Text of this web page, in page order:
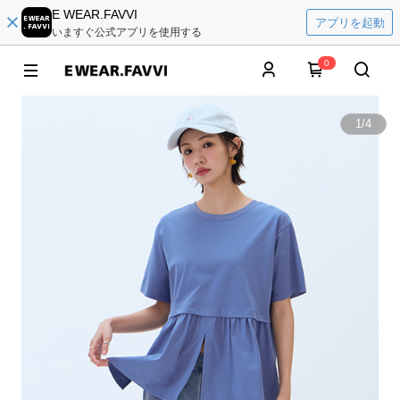
E WEAR.FAVVI
いますぐ公式アプリを使用する
アプリを起動
0
1/4